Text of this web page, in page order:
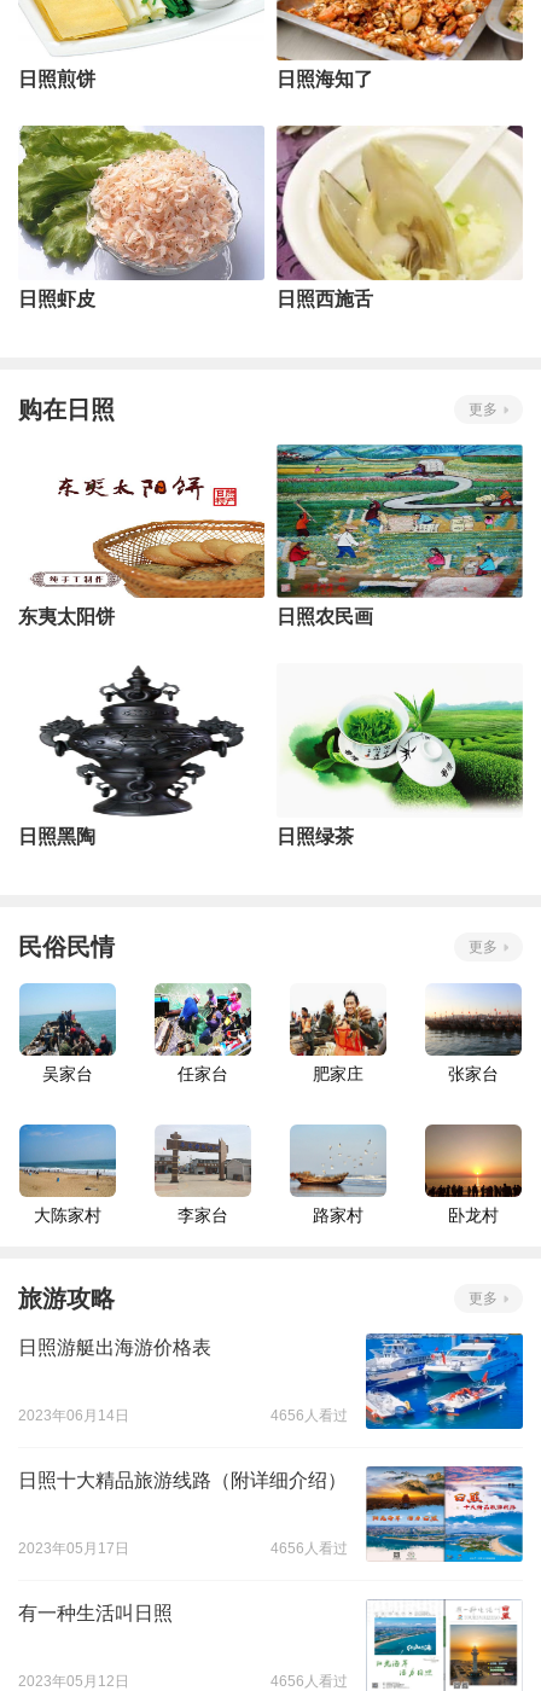
日照煎饼 日照海知了
日照虾皮 日照西施舌
购在日照 更多
东夷太阳饼 日照农民画
日照黑陶 日照绿茶
民俗民情 更多
吴家台 任家台 肥家庄 张家台
大陈家村 李家台 路家村 卧龙村
旅游攻略 更多
日照游艇出海游价格表
2023年06月14日 4656人看过
日照十大精品旅游线路（附详细介绍）
2023年05月17日 4656人看过
有一种生活叫日照
2023年05月12日 4656人看过